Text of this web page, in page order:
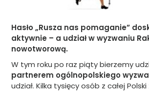
Hasło „Rusza nas pomaganie”
aktywnie – a udział w wyzwaniu
nowotworową.
W tym roku po raz piąty bierzemy
partnerem ogólnopolskiego
udział. Kilka tysięcy osób z całej